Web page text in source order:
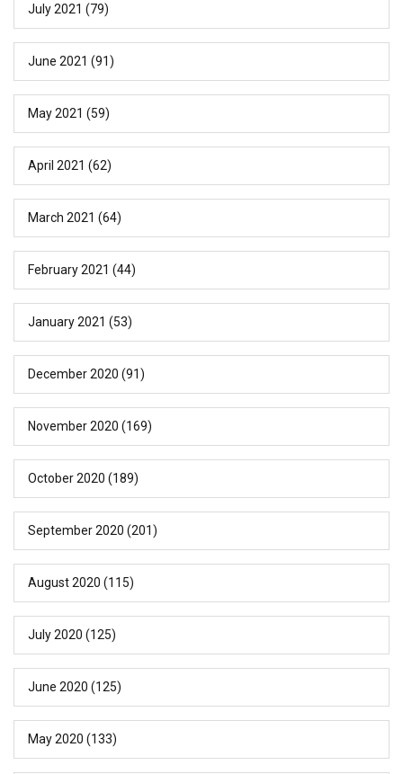
July 2021 (79)
June 2021 (91)
May 2021 (59)
April 2021 (62)
March 2021 (64)
February 2021 (44)
January 2021 (53)
December 2020 (91)
November 2020 (169)
October 2020 (189)
September 2020 (201)
August 2020 (115)
July 2020 (125)
June 2020 (125)
May 2020 (133)